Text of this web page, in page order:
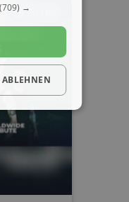
19:00 Uhr
(709) →